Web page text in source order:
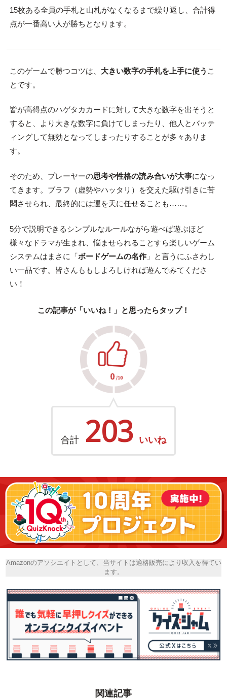
15枚ある全員の手札と山札がなくなるまで繰り返し、合計得
点が一番高い人が勝ちとなります。
このゲームで勝つコツは、 大きい数字の手札を上手に使う こ
とです。
皆が高得点のハゲタカカードに対して大きな数字を出そうと
すると、より大きな数字に負けてしまったり、他人とバッテ
ィングして無効となってしまったりすることが多々ありま
す。
そのため、プレーヤーの思考や性格の読み合いが大事になっ
てきます。ブラフ（虚勢やハッタリ）を交えた駆け引きに苦
悶させられ、最終的には運を天に任せることも……。
5分で説明できるシンプルなルールながら遊べば遊ぶほど
様々なドラマが生まれ、悩ませられることすら楽しいゲーム
システムはまさに「ボードゲームの名作」と言うにふさわし
い一品です。皆さんももしよろしければ遊んでみてくださ
い！
この記事が「いいね！」と思ったらタップ！
合計 203 いいね
Amazonのアソシエイトとして、当サイトは適格販売により収入を得てい
ます。
関連記事